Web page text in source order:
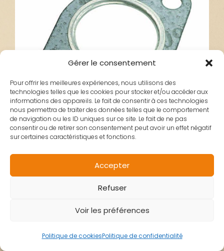
Gérer le consentement
Pour offrir les meilleures expériences, nous utilisons des
technologies telles que les cookies pour stocker et/ou accéder aux
informations des appareils. Le fait de consentir à ces technologies
nous permettra de traiter des données telles que le comportement
de navigation ou les ID uniques sur ce site. Le fait de ne pas
consentir ou de retirer son consentement peut avoir un effet négatif
sur certaines caractéristiques et fonctions.
Accepter
Refuser
Voir les préférences
Politique de cookiesPolitique de confidentialité
JOINT
ECHAPPEMENT
ADAPT 103 BRIDE